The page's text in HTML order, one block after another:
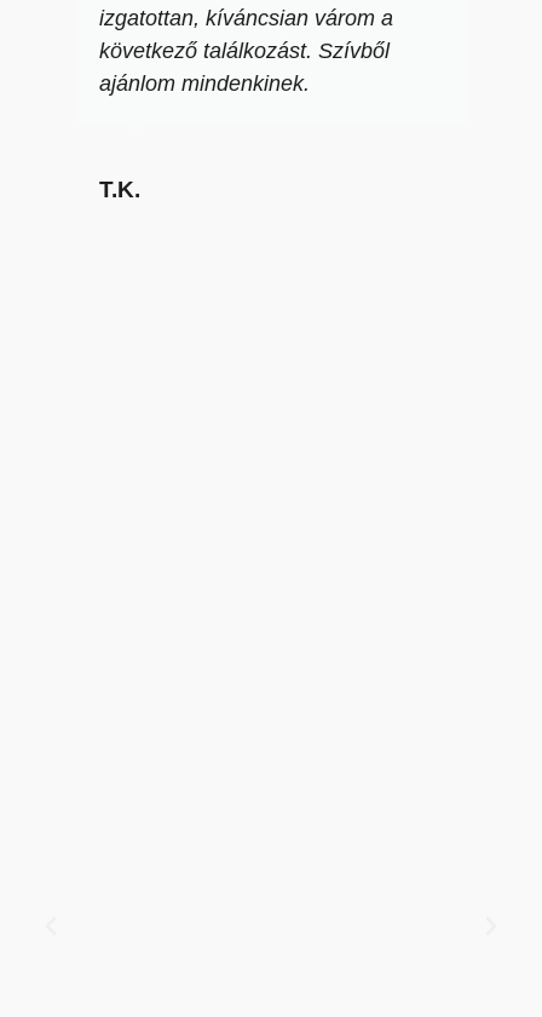
izgatottan, kíváncsian várom a
következő találkozást. Szívből
ajánlom mindenkinek.
T.K.